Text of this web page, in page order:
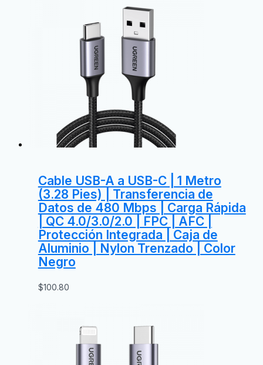
Cable USB-A a USB-C | 1 Metro
(3.28 Pies) | Transferencia de
Datos de 480 Mbps | Carga Rápida
| QC 4.0/3.0/2.0 | FPC | AFC |
Protección Integrada | Caja de
Aluminio | Nylon Trenzado | Color
Negro
$100.80